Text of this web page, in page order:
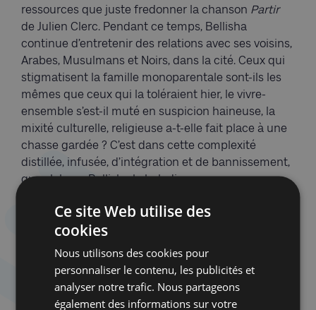
ressources que juste fredonner la chanson Partir
de Julien Clerc. Pendant ce temps, Bellisha
continue d’entretenir des relations avec ses voisins,
Arabes, Musulmans et Noirs, dans la cité. Ceux qui
stigmatisent la famille monoparentale sont-ils les
mêmes que ceux qui la toléraient hier, le vivre-
ensemble s’est-il muté en suspicion haineuse, la
mixité culturelle, religieuse a-t-elle fait place à une
chasse gardée ? C’est dans cette complexité
distillée, infusée, d’intégration et de bannissement,
que slalome Bellisha le baladin.
S’il semble dériver comme un funambule, le jeune
homme, plus subtil qu’on ne l’imagine, s’attache à
comme Alex, dans le filmGood bye Lenin!
Wolfgang Becker, cachait par tous les moyens la
chute du mur de Berlin à sa mère sortie quelques
Ce site Web utilise des
cookies
Nous utilisons des cookies pour
personnaliser le contenu, les publicités et
analyser notre trafic. Nous partageons
également des informations sur votre